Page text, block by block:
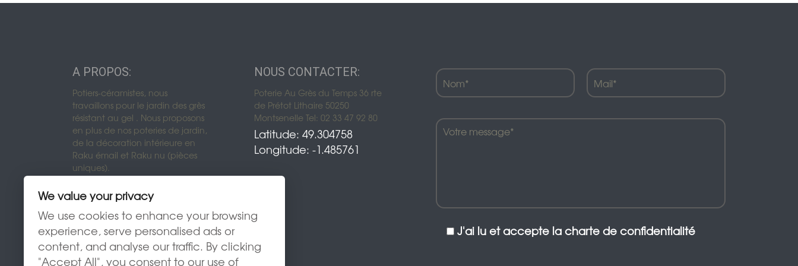
Urnes funéraires
Urnes funéraires
Urnes funéraires pour animaux
A PROPOS:
Potiers-céramistes, nous
travaillons pour le jardin des grès
résistant au gel . Nous proposons
en plus de nos poteries de jardin,
de la décoration intérieure en
Raku émail et Raku nu (pièces
uniques).
NOUS CONTACTER:
Poterie Au Grès du Temps 36 rte
de Prétot Lithaire 50250
Montsenelle Tel: 02 33 47 92 80
Latitude: 49.304758
Longitude: -1.485761
J'ai lu et accepte la charte de confidentialité
We value your privacy
We use cookies to enhance your browsing
experience, serve personalised ads or
content, and analyse our traffic. By clicking
"Accept All", you consent to our use of